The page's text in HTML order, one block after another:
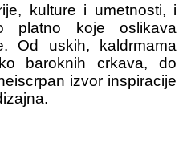
kulture i umetnosti, i
platno koje oslikava
Od uskih, kaldrmama
baroknih crkava, do
izvor inspiracije